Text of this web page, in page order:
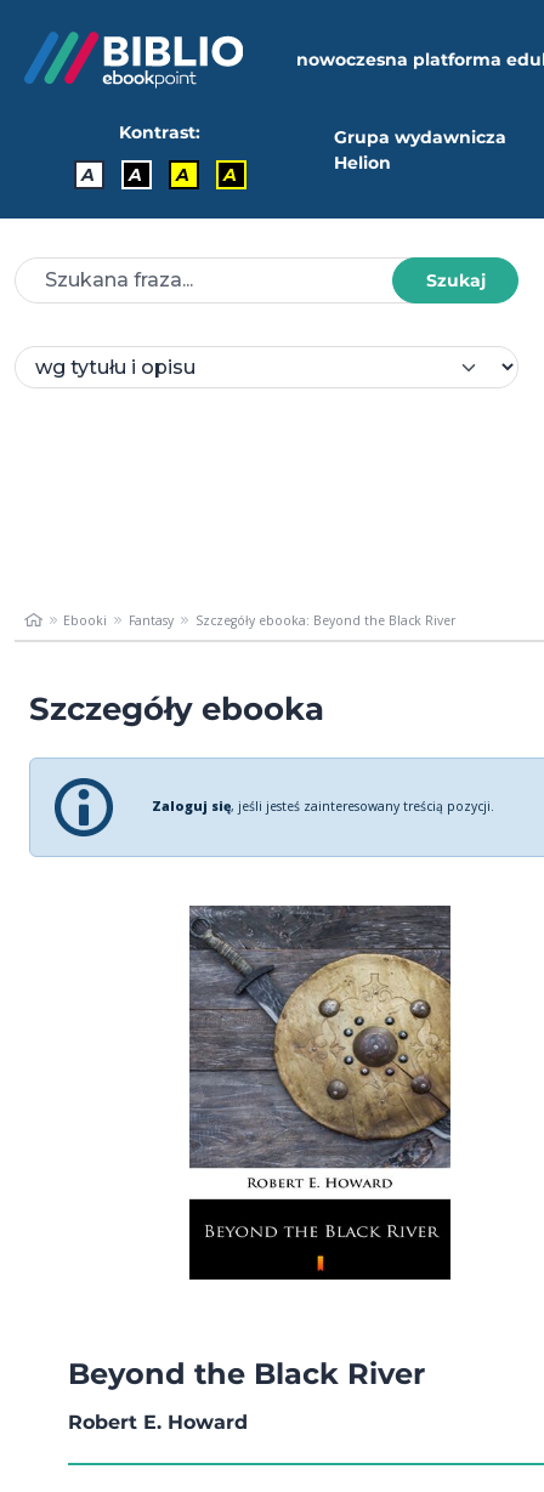
nowoczesna platforma
Kontrast:
A
A A A
Grupa wydawnicza
Helion
Szukaj
Ebooki Fantasy Szczegóły ebooka: Beyond the Black River
Szczegóły ebooka
Zaloguj się, jeśli jesteś zainteresowany treścią pozycji.
Beyond the Black River
Robert E. Howard